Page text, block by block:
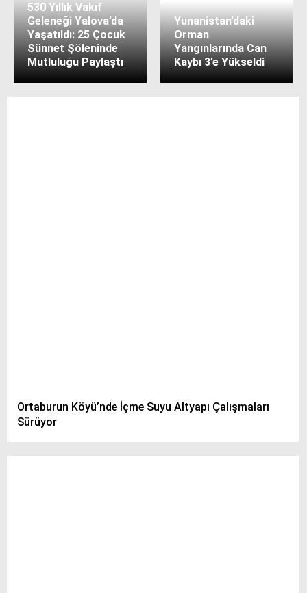
530 Yıllık Vakıf
Geleneği Yalova’da
Yaşatıldı: 25 Çocuk
Sünnet Şöleninde
Mutluluğu Paylaştı
Yunanistan’daki
Orman
Yangınlarında Can
Kaybı 3’e Yükseldi
Ortaburun Köyü’nde İçme Suyu Altyapı Çalışmaları
Sürüyor